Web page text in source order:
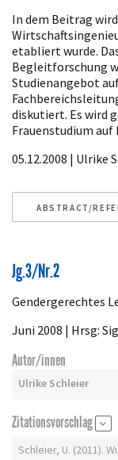
Artikelinhalt
In dem Beitrag
etabliert wurde.
Begleitforschung
Studienangebot
diskutiert. Es wird
Frauenstudium auf
05.12.2008 | Ulrike
ABSTRACT/
Jg.3/Nr.2
Gendergerechtes
Juni 2008 | Hrsg:
Autor/innen
Ulrike Schleier
Zitationsvorschlag
Schleier, U. (2011).